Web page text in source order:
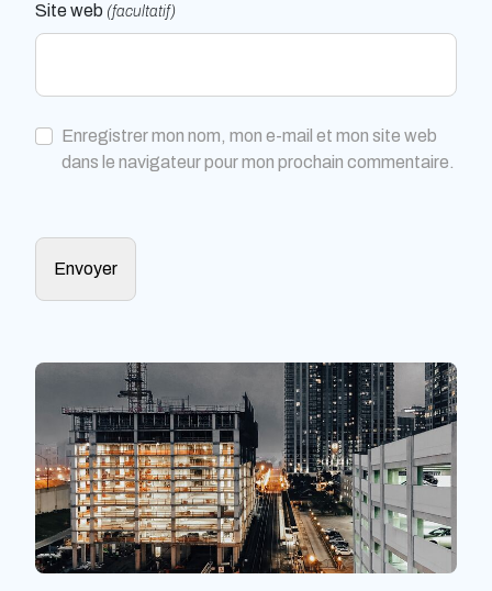
Site web (facultatif)
Enregistrer mon nom, mon e-mail et mon site web
dans le navigateur pour mon prochain commentaire.